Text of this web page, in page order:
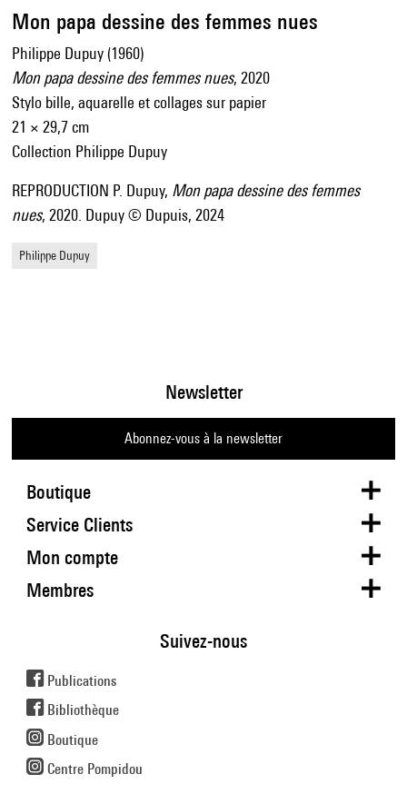
Mon papa dessine des femmes nues
Philippe Dupuy (1960)
Mon papa dessine des femmes nues, 2020
Stylo bille, aquarelle et collages sur papier
21 × 29,7 cm
Collection Philippe Dupuy
REPRODUCTION P. Dupuy, Mon papa dessine des femmes
nues, 2020. Dupuy © Dupuis, 2024
Philippe Dupuy
Boutique
Newsletter
Abonnez-vous à la newsletter
Service Clients
Mon compte
Membres
Suivez-nous
Publications
Bibliothèque
Boutique
Centre Pompidou